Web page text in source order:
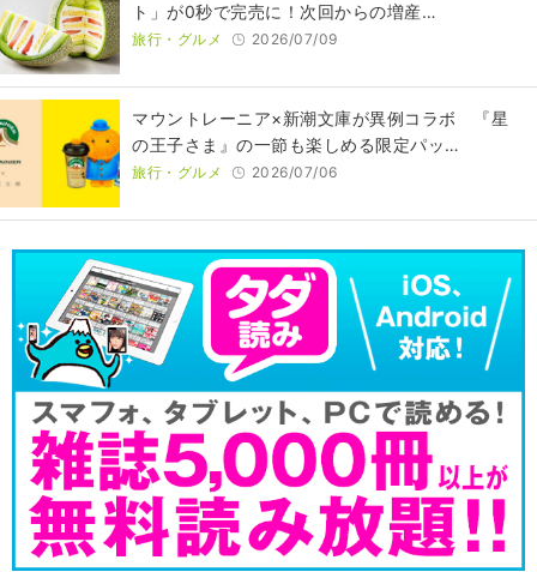
ト」が0秒で完売に！次回からの増産…
旅行・グルメ 2026/07/09
マウントレーニア×新潮文庫が異例コラボ 『星
の王子さま』の一節も楽しめる限定パッ…
旅行・グルメ 2026/07/06